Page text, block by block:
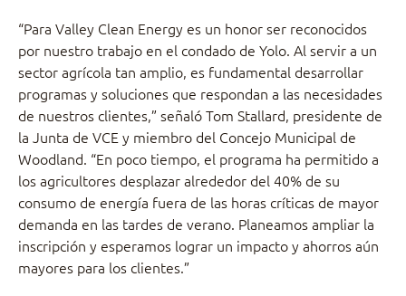
“Para Valley Clean Energy es un honor ser reconocidos
por nuestro trabajo en el condado de Yolo. Al servir a un
sector agrícola tan amplio, es fundamental desarrollar
programas y soluciones que respondan a las necesidades
de nuestros clientes,” señaló Tom Stallard, presidente de
la Junta de VCE y miembro del Concejo Municipal de
Woodland. “En poco tiempo, el programa ha permitido a
los agricultores desplazar alrededor del 40% de su
consumo de energía fuera de las horas críticas de mayor
demanda en las tardes de verano. Planeamos ampliar la
inscripción y esperamos lograr un impacto y ahorros aún
mayores para los clientes.”